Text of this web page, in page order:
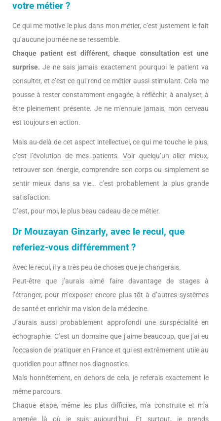
votre métier ?
Ce qui me motive le plus dans mon métier, c’est justement le fait
qu’aucune journée ne se ressemble.
Chaque patient est différent, chaque consultation est une
surprise. Je ne sais jamais exactement pourquoi le patient va
consulter, et c’est ce qui rend ce métier aussi stimulant. Cela me
pousse à rester constamment engagée, à réfléchir, à analyser, à
être pleinement présente. Je ne m’ennuie jamais, mon cerveau
est toujours en action.
Mais au-delà de cet aspect intellectuel, ce qui me touche le plus,
c’est l’évolution de mes patients. Voir quelqu’un aller mieux,
retrouver son énergie, comprendre son corps ou simplement se
sentir mieux dans sa vie… c’est probablement la plus grande
satisfaction.
C’est, pour moi, le plus beau cadeau de ce métier.
Dr Mouzayan Ginzarly, avec le recul, que
referiez-vous différemment ?
Avec le recul, il y a très peu de choses que je changerais.
Peut-être que j’aurais aimé faire davantage de stages à
l’étranger, pour m’exposer encore plus tôt à d’autres systèmes
de santé et enrichir ma vision de la médecine.
J’aurais aussi probablement approfondi une surspécialité en
échographie. C’est un domaine que j’aime beaucoup, que j’ai eu
l’occasion de pratiquer en France et qui est extrêmement utile au
quotidien pour affiner nos diagnostics.
Mais honnêtement, en dehors de cela, je referais exactement le
même parcours.
Chaque étape, même les plus difficiles, m’a construite et m’a
amenée là où je suis aujourd’hui. Et surtout, je prends